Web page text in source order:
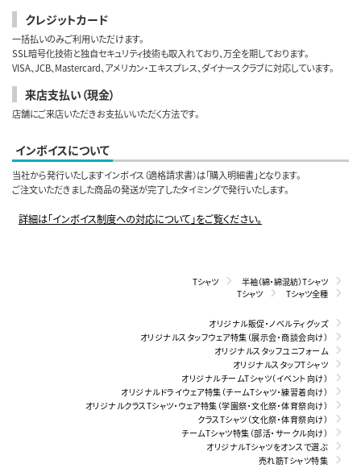
クレジットカード
一括払いのみご利用いただけます。
SSL暗号化技術と独自セキュリティ技術も取入れており、万全を期しております。
VISA、JCB、Mastercard、アメリカン・エキスプレス、ダイナースクラブに対応しています。
来店支払い（現金）
店舗にご来店いただきお支払いいただく方法です。
インボイスについて
当社から発行いたしますインボイス（適格請求書）は「購入明細書」となります。
ご注文いただきました商品の発送が完了したタイミングで発行いたします。
詳細は「インボイス制度への対応について」をご覧ください。
Tシャツ
半袖（綿・綿混紡）Tシャツ
Tシャツ
Tシャツ全種
オリジナル販促・ノベルティグッズ
オリジナルスタッフウェア特集（展示会・商談会向け）
オリジナルスタッフユニフォーム
オリジナルスタッフTシャツ
オリジナルチームTシャツ（イベント向け）
オリジナルドライウェア特集（チームTシャツ・練習着向け）
オリジナルクラスTシャツ・ウェア特集（学園祭・文化祭・体育祭向け）
クラスTシャツ（文化祭・体育祭向け）
チームTシャツ特集（部活・サークル向け）
オリジナルTシャツをオンスで選ぶ
売れ筋Tシャツ特集